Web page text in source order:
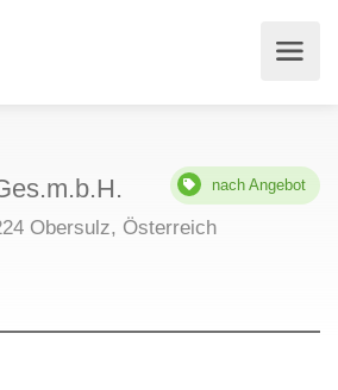
nach Angebot
Obersulz, Österreich